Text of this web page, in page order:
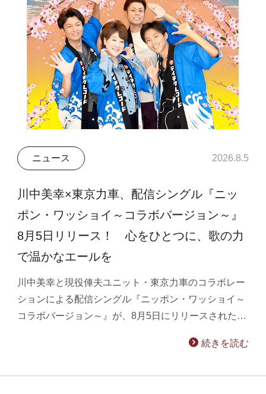
ニュース 2026.8.5
川中美幸×東京力車、配信シングル『ニッ
ポン・ワッショイ～コラボバージョン～』
8月5日リリース！ 心をひとつに、歌の力
で温かなエールを
川中美幸と現役俥夫ユニット・東京力車のコラボレー
ションによる配信シングル『ニッポン・ワッショイ～
コラボバージョン～』が、8月5日にリリースされた…
続きを読む